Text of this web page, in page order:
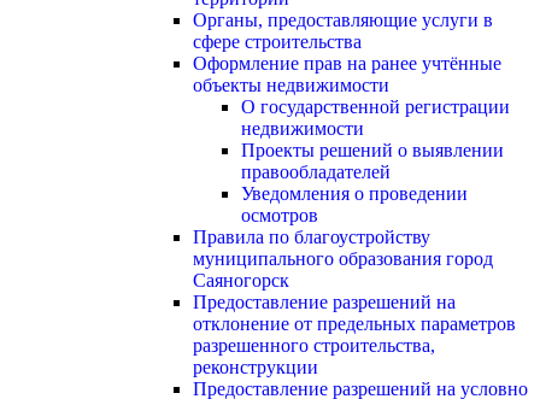
Органы, предоставляющие услуги в
сфере строительства
Оформление прав на ранее учтённые
объекты недвижимости
О государственной регистрации
недвижимости
Проекты решений о выявлении
правообладателей
Уведомления о проведении
осмотров
Правила по благоустройству
муниципального образования город
Саяногорск
Предоставление разрешений на
отклонение от предельных параметров
разрешенного строительства,
реконструкции
Предоставление разрешений на условно